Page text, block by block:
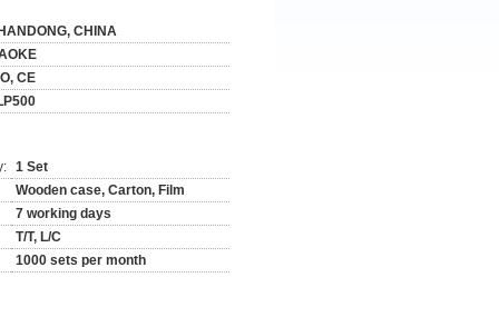
CHINA
CE
1 Set
Wooden case, Carton, Film
7 working days
T/T, L/C
1000 sets per month